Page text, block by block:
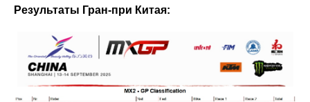
Результаты Гран-при Китая: